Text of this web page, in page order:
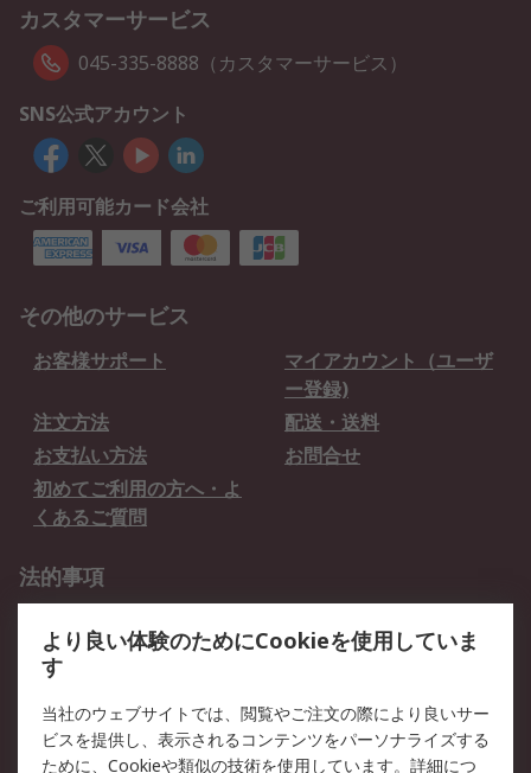
カスタマーサービス
045-335-8888（カスタマーサービス）
SNS公式アカウント
ご利用可能カード会社
その他のサービス
お客様サポート
マイアカウント（ユーザ
ー登録)
注文方法
配送・送料
お支払い方法
お問合せ
初めてご利用の方へ・よ
くあるご質問
法的事項
クッキーポリシー
RSについて
会社概要 採用情報
より良い体験のためにCookieを使用していま
す
当社のウェブサイトでは、閲覧やご注文の際により良いサー
ビスを提供し、表示されるコンテンツをパーソナライズする
ために、Cookieや類似の技術を使用しています。詳細につ